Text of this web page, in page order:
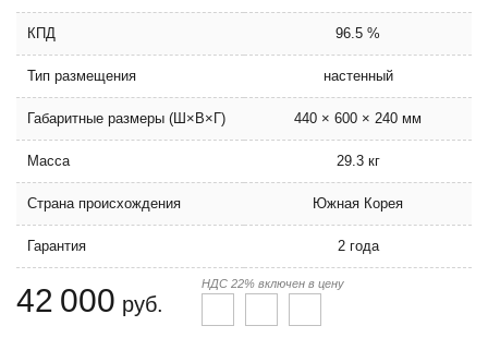
КПД 96.5 %
Тип размещения настенный
Габаритные размеры (Ш×В×Г) 440 × 600 × 240 мм
Масса 29.3 кг
Страна происхождения Южная Корея
Гарантия 2 года
42 000 руб.
НДС 22% включен в цену